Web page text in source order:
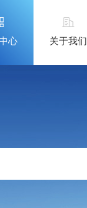
心 关于我们